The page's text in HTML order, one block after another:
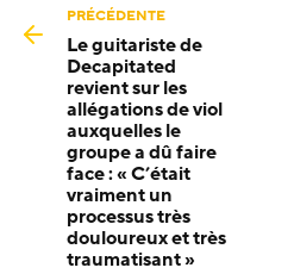
PRÉCÉDENTE
Le guitariste de
Decapitated
revient sur les
allégations de viol
auxquelles le
groupe a dû faire
face : « C’était
vraiment un
processus très
douloureux et très
traumatisant »